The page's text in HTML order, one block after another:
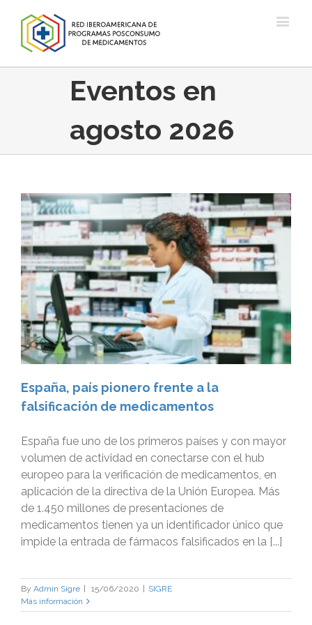
Eventos en
agosto 2026
España, país pionero frente a la
falsificación de medicamentos
España fue uno de los primeros países y con mayor
volumen de actividad en conectarse con el hub
europeo para la verificación de medicamentos, en
aplicación de la directiva de la Unión Europea. Más
de 1.450 millones de presentaciones de
medicamentos tienen ya un identificador único que
impide la entrada de fármacos falsificados en la [...]
By Admin Sigre 15/06/2020
SIGRE
Más información